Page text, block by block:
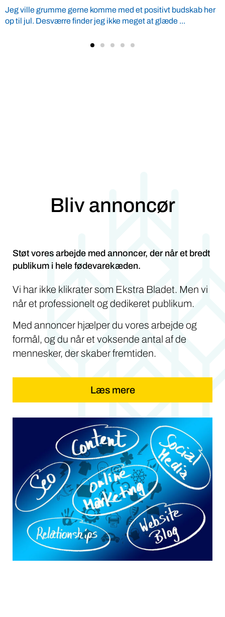
gerne komme med et positivt budskab her
finder jeg ikke meget at glæde ...
Den kemiske
stærkt
Bliv annoncør
Støt vores arbejde med annoncer, der når et bredt
publikum i hele fødevarekæden.
Vi har ikke klikrater som Ekstra Bladet. Men vi
når et professionelt og dedikeret publikum.
Med annoncer hjælper du vores arbejde og
formål, og du når et voksende antal af de
mennesker, der skaber fremtiden.
Læs mere